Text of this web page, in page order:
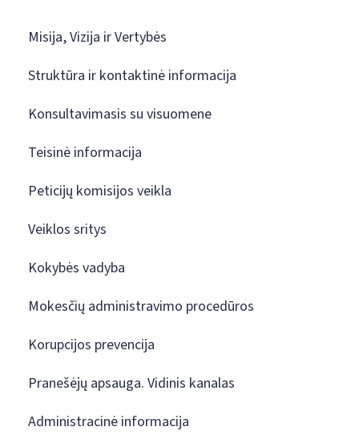
Misija, Vizija ir Vertybės
Struktūra ir kontaktinė informacija
Konsultavimasis su visuomene
Teisinė informacija
Peticijų komisijos veikla
Veiklos sritys
Kokybės vadyba
Mokesčių administravimo procedūros
Korupcijos prevencija
Pranešėjų apsauga. Vidinis kanalas
Administracinė informacija